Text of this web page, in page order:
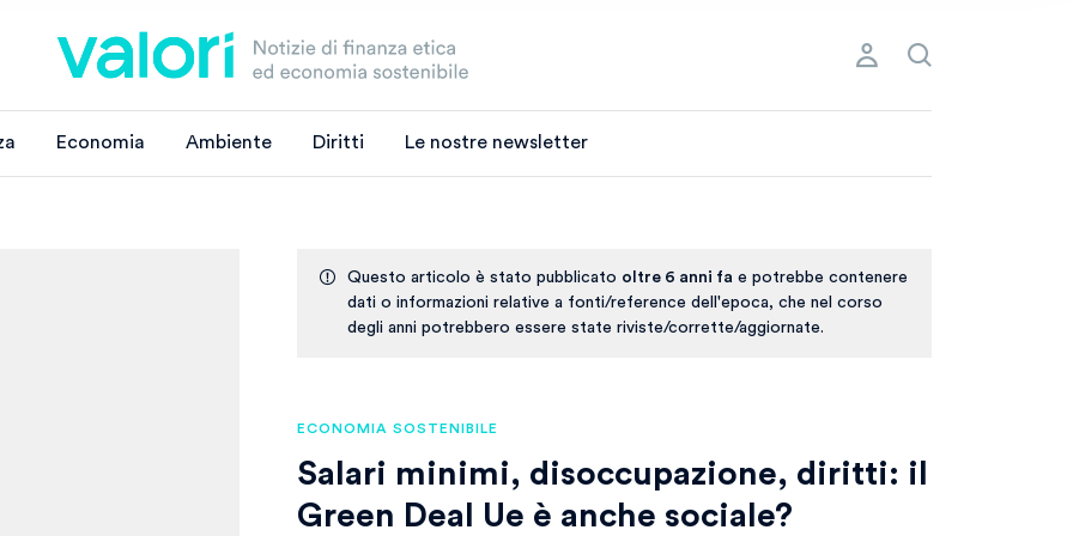
Economia Ambiente Diritti Le nostre newsletter
Questo articolo è stato pubblicato oltre 6 anni fa e potrebbe contenere
dati o informazioni relative a fonti/reference dell'epoca, che nel corso
degli anni potrebbero essere state riviste/corrette/aggiornate.
ECONOMIA SOSTENIBILE
Salari minimi, disoccupazione, diritti: il
Green Deal Ue è anche sociale?